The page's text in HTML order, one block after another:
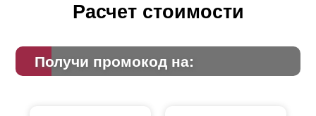
Расчет стоимости
Получи промокод на: